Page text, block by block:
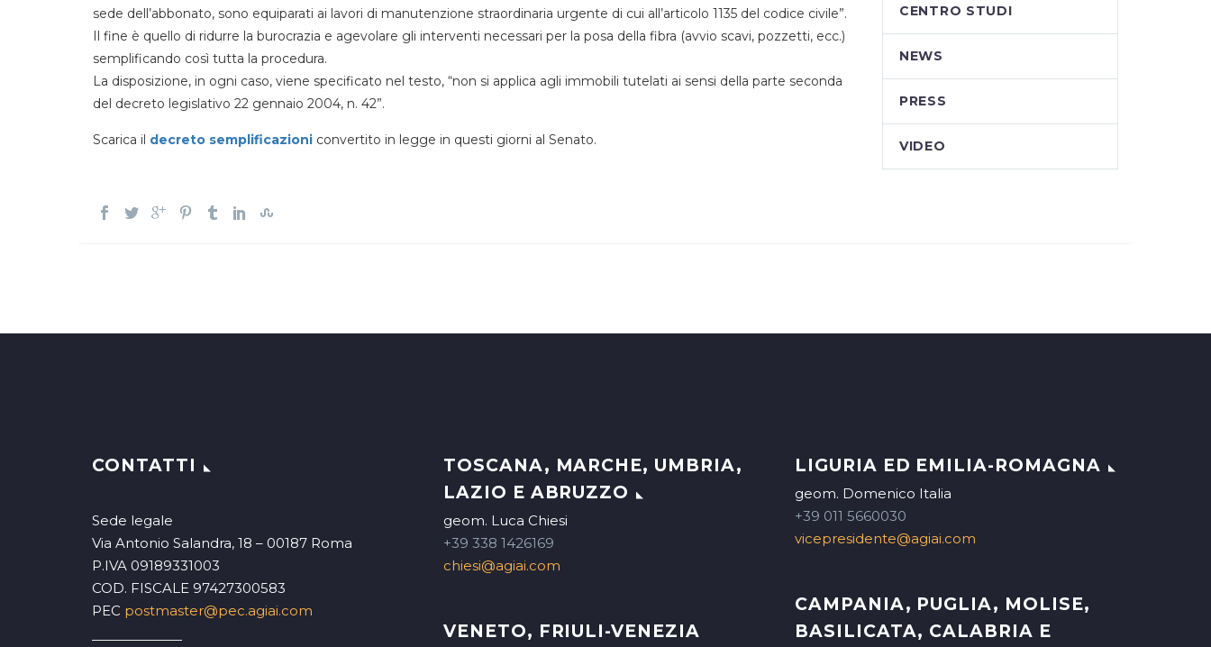
sede dell’abbonato, sono equiparati ai lavori di manutenzione straordinaria urgente di cui all’articolo 1135 del codice civile”.
Il fine è quello di ridurre la burocrazia e agevolare gli interventi necessari per la posa della fibra (avvio scavi, pozzetti, ecc.)
semplificando così tutta la procedura.
La disposizione, in ogni caso, viene specificato nel testo, “non si applica agli immobili tutelati ai sensi della parte seconda
del decreto legislativo 22 gennaio 2004, n. 42”.
Scarica il decreto semplificazioni convertito in legge in questi giorni al Senato.
CENTRO STUDI
NEWS
PRESS
VIDEO
CONTATTI
Sede legale
Via Antonio Salandra, 18 – 00187 Roma
P.IVA 09189331003
COD. FISCALE 97427300583
PEC postmaster@pec.agiai.com
TOSCANA, MARCHE, UMBRIA,
LAZIO E ABRUZZO
geom. Luca Chiesi
+39 338 1426169
chiesi@agiai.com
VENETO, FRIULI-VENEZIA
LIGURIA ED EMILIA-ROMAGNA
geom. Domenico Italia
+39 011 5660030
vicepresidente@agiai.com
CAMPANIA, PUGLIA, MOLISE,
BASILICATA, CALABRIA E